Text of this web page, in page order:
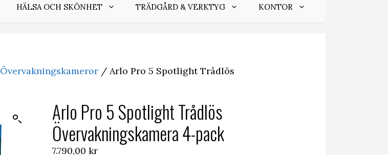
HÄLSA OCH SKÖNHET TRÄDGÅRD & VERKTYG KONTOR
Övervakningskameror / Arlo Pro 5 Spotlight Trådlös
Arlo Pro 5 Spotlight Trådlös
Övervakningskamera 4-pack
7.790,00 kr